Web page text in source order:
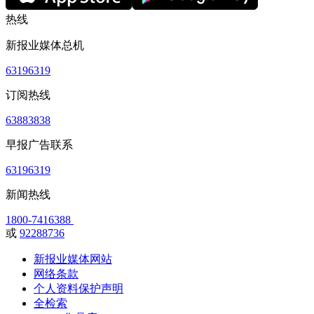
热线
新报业媒体总机
63196319
订阅热线
63883838
早报广告联系
63196319
新闻热线
1800-7416388
或 92288736
新报业媒体网站
网络条款
个人资料保护声明
全检索